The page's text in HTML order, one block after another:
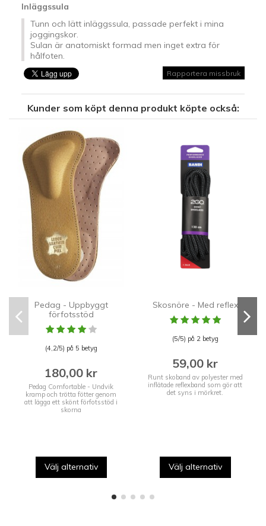
Inläggssula
Tunn och lätt inläggssula, passade perfekt i mina
joggingskor.
Sulan är anatomiskt formad men inget extra för
hålfoten.
Rapportera missbruk
Kunder som köpt denna produkt köpte också:
Pedag - Uppbyggt
förfotsstöd
(4,2/5) på 5 betyg
180,00 kr
Pedag Comfortable - Undvik
kramp och trötta fötter genom
att lägga ett skönt förfotsstöd i
skorna
Välj alternativ
Skosnöre - Med reflex
(5/5) på 2 betyg
59,00 kr
Runt skoband av polyester med
inflätade reflexband som gör att
det syns i mörkret.
Välj alternativ